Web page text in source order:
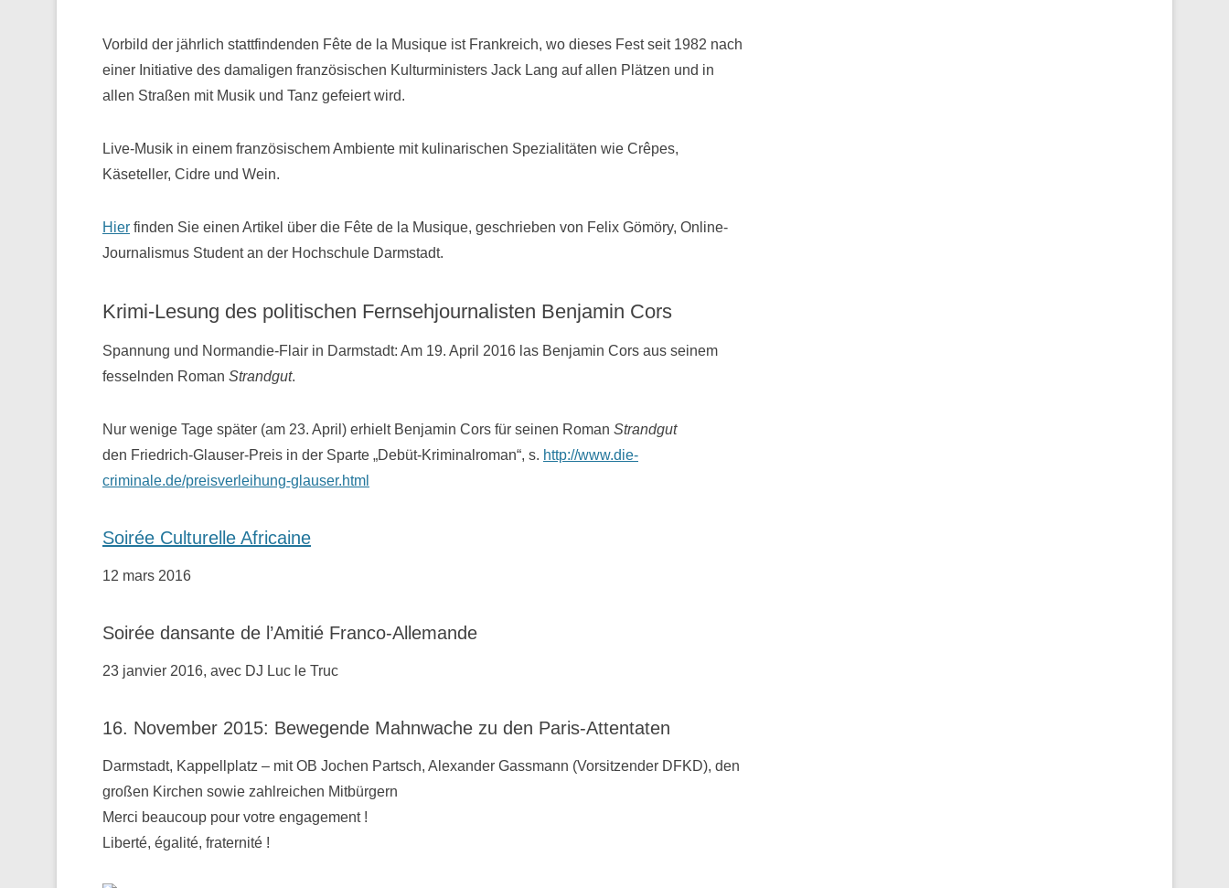
Vorbild der jährlich stattfindenden Fête de la Musique ist Frankreich, wo dieses Fest seit 1982 nach
einer Initiative des damaligen französischen Kulturministers Jack Lang auf allen Plätzen und in
allen Straßen mit Musik und Tanz gefeiert wird.
Live-Musik in einem französischem Ambiente mit kulinarischen Spezialitäten wie Crêpes,
Käseteller, Cidre und Wein.
Hier finden Sie einen Artikel über die Fête de la Musique, geschrieben von Felix Gömöry, Online-
Journalismus Student an der Hochschule Darmstadt.
Krimi-Lesung des politischen Fernsehjournalisten Benjamin Cors
Spannung und Normandie-Flair in Darmstadt: Am 19. April 2016 las Benjamin Cors aus seinem
fesselnden Roman Strandgut.
Nur wenige Tage später (am 23. April) erhielt Benjamin Cors für seinen Roman Strandgut
den Friedrich-Glauser-Preis in der Sparte „Debüt-Kriminalroman“, s. http://www.die-
criminale.de/preisverleihung-glauser.html
Soirée Culturelle Africaine
12 mars 2016
Soirée dansante de l’Amitié Franco-Allemande
23 janvier 2016, avec DJ Luc le Truc
16. November 2015: Bewegende Mahnwache zu den ‪Paris-Attentaten
Darmstadt, Kappellplatz – mit OB Jochen Partsch, Alexander Gassmann (Vorsitzender ‪‎DFKD), den
großen Kirchen sowie zahlreichen Mitbürgern
Merci beaucoup pour votre engagement !
Liberté, égalité, fraternité !